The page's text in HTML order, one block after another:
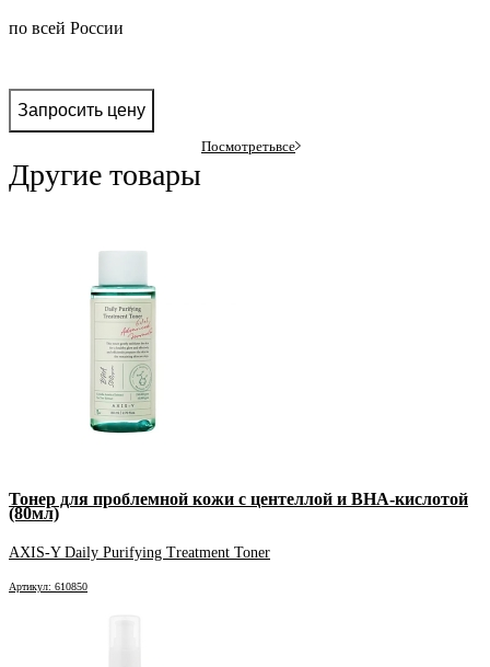
по всей России
Запросить цену
Другие товары
Посмотретьвсе
Тонер для проблемной кожи с центеллой и BHA-кислотой
(80мл)
AXIS-Y Daily Purifying Treatment Toner
Артикул: 610850